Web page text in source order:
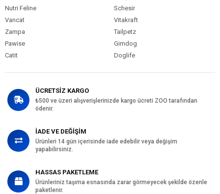
Nutri Feline
Schesir
Vancat
Vitakraft
Zampa
Tailpetz
Pawise
Gimdog
Catit
Doglife
ÜCRETSİZ KARGO
₺500 ve üzeri alışverişlerinizde kargo ücreti ZOO tarafından
ödenir.
İADE VE DEĞİŞİM
Ürünleri 14 gün içerisinde iade edebilir veya değişim
yapabilirsiniz.
HASSAS PAKETLEME
Ürünleriniz taşıma esnasında zarar görmeyecek şekilde özenle
paketlenir.